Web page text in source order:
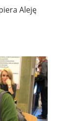
Aleję